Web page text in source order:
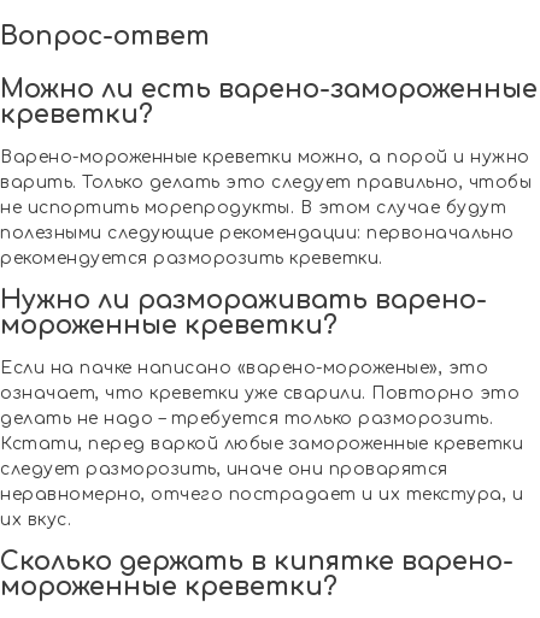
Вопрос-ответ
Можно ли есть варено-замороженные
креветки?
Варено-мороженные креветки можно, а порой и нужно
варить. Только делать это следует правильно, чтобы
не испортить морепродукты. В этом случае будут
полезными следующие рекомендации: первоначально
рекомендуется разморозить креветки.
Нужно ли размораживать варено-
мороженные креветки?
Если на пачке написано «варено-мороженые», это
означает, что креветки уже сварили. Повторно это
делать не надо – требуется только разморозить.
Кстати, перед варкой любые замороженные креветки
следует разморозить, иначе они проварятся
неравномерно, отчего пострадает и их текстура, и
их вкус.
Сколько держать в кипятке варено-
мороженные креветки?